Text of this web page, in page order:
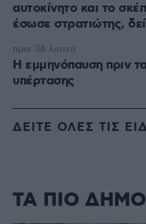
αυτοκίνητο και το
έσωσε στρατιώτης,
Η εμμηνόπαυση πριν
υπέρτασης
πριν 36 λεπτά
ΔΕΙΤΕ ΟΛΕΣ ΤΙΣ
ΤΑ ΠΙΟ